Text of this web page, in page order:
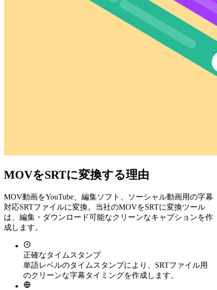
MOVをSRTに変換する理由
MOV動画をYouTube、編集ソフト、ソーシャル動画用の字幕
対応SRTファイルに変換。当社のMOVをSRTに変換ツール
は、編集・ダウンロード可能なクリーンなキャプションを作
成します。
正確なタイムスタンプ
単語レベルのタイムスタンプにより、SRTファイル用
のクリーンな字幕タイミングを作成します。